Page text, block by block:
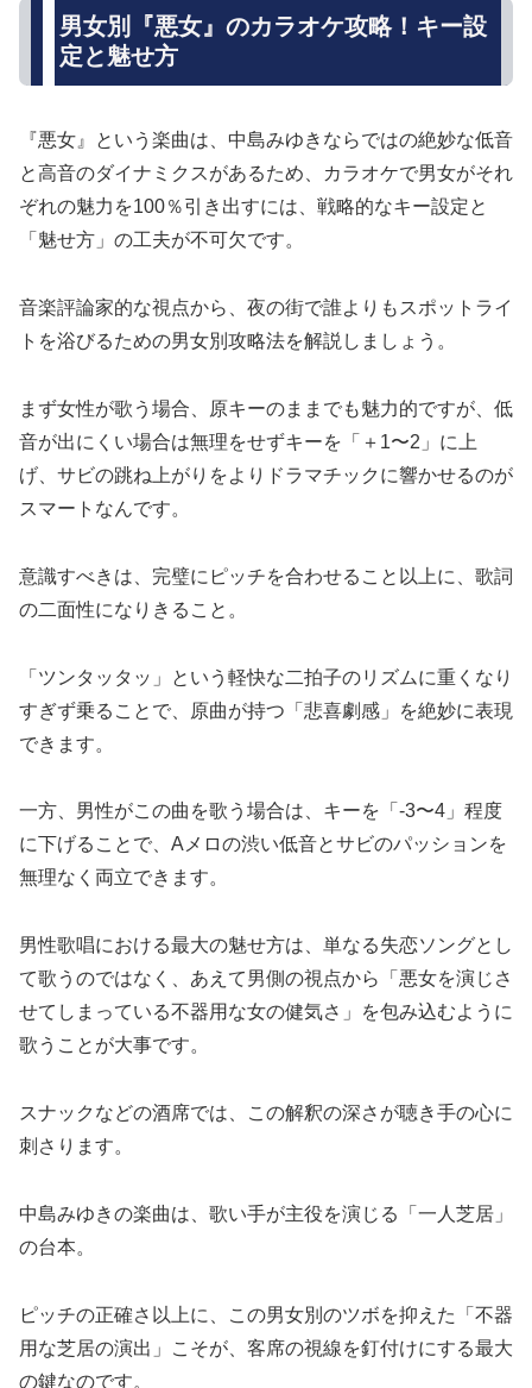
男女別『悪女』のカラオケ攻略！キー設
定と魅せ方
『悪女』という楽曲は、中島みゆきならではの絶妙な低音
と高音のダイナミクスがあるため、カラオケで男女がそれ
ぞれの魅力を100％引き出すには、戦略的なキー設定と
「魅せ方」の工夫が不可欠です。
音楽評論家的な視点から、夜の街で誰よりもスポットライ
トを浴びるための男女別攻略法を解説しましょう。
まず女性が歌う場合、原キーのままでも魅力的ですが、低
音が出にくい場合は無理をせずキーを「＋1〜2」に上
げ、サビの跳ね上がりをよりドラマチックに響かせるのが
スマートなんです。
意識すべきは、完璧にピッチを合わせること以上に、歌詞
の二面性になりきること。
「ツンタッタッ」という軽快な二拍子のリズムに重くなり
すぎず乗ることで、原曲が持つ「悲喜劇感」を絶妙に表現
できます。
一方、男性がこの曲を歌う場合は、キーを「-3〜4」程度
に下げることで、Aメロの渋い低音とサビのパッションを
無理なく両立できます。
男性歌唱における最大の魅せ方は、単なる失恋ソングとし
て歌うのではなく、あえて男側の視点から「悪女を演じさ
せてしまっている不器用な女の健気さ」を包み込むように
歌うことが大事です。
スナックなどの酒席では、この解釈の深さが聴き手の心に
刺さります。
中島みゆきの楽曲は、歌い手が主役を演じる「一人芝居」
の台本。
ピッチの正確さ以上に、この男女別のツボを抑えた「不器
用な芝居の演出」こそが、客席の視線を釘付けにする最大
の鍵なのです。